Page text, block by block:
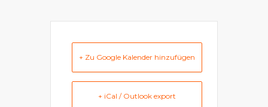
+ Zu Google Kalender hinzufügen
+ iCal / Outlook export